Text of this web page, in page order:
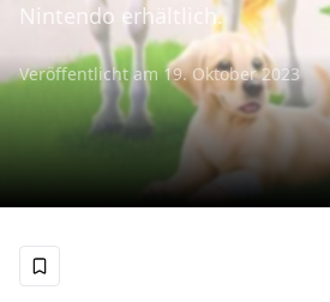
Nintendo erhältlich.
Veröffentlicht am19. Oktober 2023